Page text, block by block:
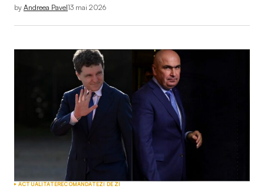
by Andreea Pavel13 mai 2026
ACTUALITATERECOMANDATEZI DE ZI